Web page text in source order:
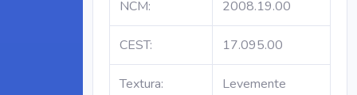
NCM: 2008.19.00
CEST: 17.095.00
Textura:
Levemente